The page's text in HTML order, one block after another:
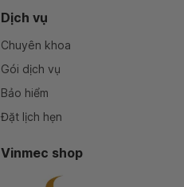
Dịch vụ
Chuyên khoa
Gói dịch vụ
Bảo hiểm
Đặt lịch hẹn
Vinmec shop